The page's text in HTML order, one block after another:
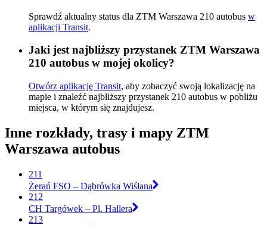
Sprawdź aktualny status dla ZTM Warszawa 210 autobus w
aplikacji Transit.
Jaki jest najbliższy przystanek ZTM Warszawa
210 autobus w mojej okolicy?
Otwórz aplikację Transit, aby zobaczyć swoją lokalizację na
mapie i znaleźć najbliższy przystanek 210 autobus w pobliżu
miejsca, w którym się znajdujesz.
Inne rozkłady, trasy i mapy ZTM
Warszawa autobus
211
Żerań FSO – Dąbrówka Wiślana
212
CH Targówek – Pl. Hallera
213